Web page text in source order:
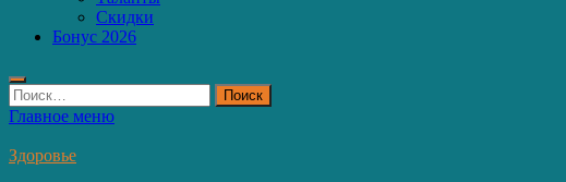
Скидки
Бонус 2026
Найти:
Главное меню
Здоровье